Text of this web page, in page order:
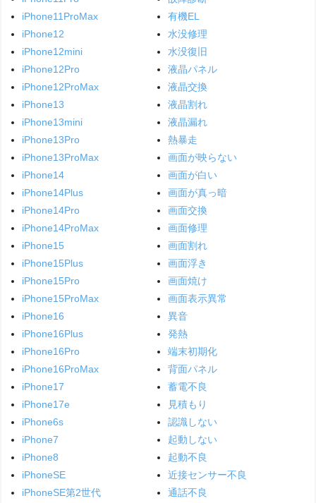
iPhone11ProMax
iPhone12
iPhone12mini
iPhone12Pro
iPhone12ProMax
iPhone13
iPhone13mini
iPhone13Pro
iPhone13ProMax
iPhone14
iPhone14Plus
iPhone14Pro
iPhone14ProMax
iPhone15
iPhone15Plus
iPhone15Pro
iPhone15ProMax
iPhone16
iPhone16Plus
iPhone16Pro
iPhone16ProMax
iPhone17
iPhone17e
iPhone6s
iPhone7
iPhone8
iPhoneSE
iPhoneSE第2世代
有機EL
水没修理
水没復旧
液晶パネル
液晶交換
液晶割れ
液晶漏れ
熱暴走
画面が映らない
画面が白い
画面が真っ暗
画面交換
画面修理
画面割れ
画面浮き
画面焼け
画面表示異常
異音
発熱
端末初期化
背面パネル
蓄電不良
見積もり
認識しない
起動しない
起動不良
近接センサー不良
通話不良